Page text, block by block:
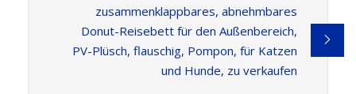
zusammenklappbares, abnehmbares
Donut-Reisebett für den Außenbereich,
PV-Plüsch, flauschig, Pompon, für Katzen
und Hunde, zu verkaufen